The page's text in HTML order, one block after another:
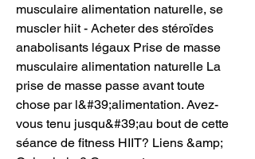
musculaire alimentation naturelle, se
muscler hiit - Acheter des stéroïdes
anabolisants légaux Prise de masse
musculaire alimentation naturelle La
prise de masse passe avant toute
chose par l&#39;alimentation. Avez-
vous tenu jusqu&#39;au bout de cette
séance de fitness HIIT? Liens &amp;